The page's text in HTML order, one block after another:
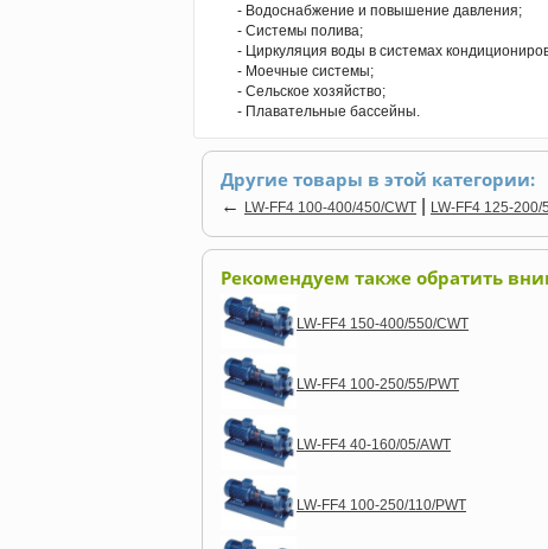
- Водоснабжение и повышение давления;
- Системы полива;
- Циркуляция воды в системах
- Моечные системы;
- Сельское хозяйство;
- Плавательные бассейны.
Другие товары в этой категории:
← LW-FF4 100-400/450/CWT LW-FF4 125-200/
Рекомендуем также обратить
LW-FF4 150-400/550/CWT
LW-FF4 100-250/55/PWT
LW-FF4 40-160/05/AWT
LW-FF4 100-250/110/PWT